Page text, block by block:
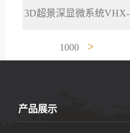
3D超景深显微系统VHX-
1000 >
产品展示